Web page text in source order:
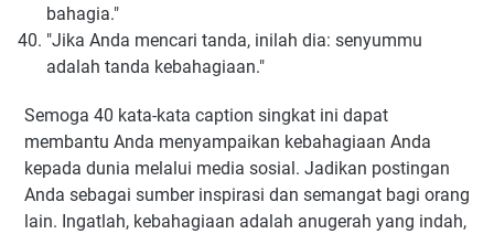
bahagia."
"Jika Anda mencari tanda, inilah dia: senyummu
adalah tanda kebahagiaan."
Semoga 40 kata-kata caption singkat ini dapat
membantu Anda menyampaikan kebahagiaan Anda
kepada dunia melalui media sosial. Jadikan postingan
Anda sebagai sumber inspirasi dan semangat bagi orang
lain. Ingatlah, kebahagiaan adalah anugerah yang indah,